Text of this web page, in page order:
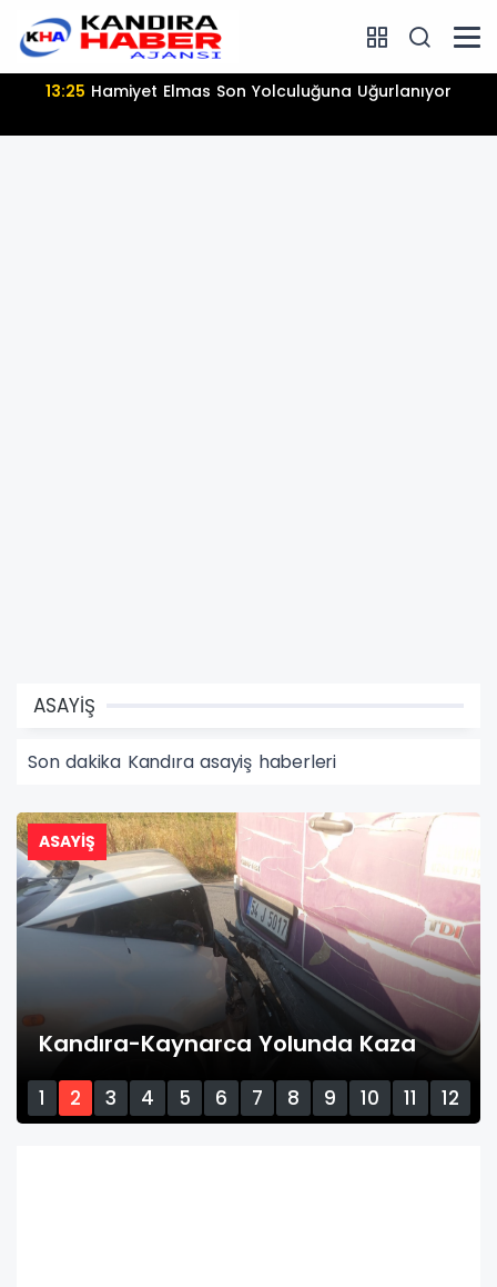
13:25 Hamiyet Elmas Son Yolculuğuna Uğurlanıyor
ASAYİŞ
Son dakika Kandıra asayiş haberleri
1 2 3 4 5 6 7 8 9 10 11
12